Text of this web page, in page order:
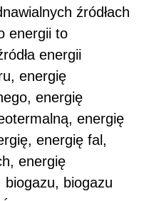
źródłach
energii to
energii
energię
energię
energię
energię fal,
energię
biogazu